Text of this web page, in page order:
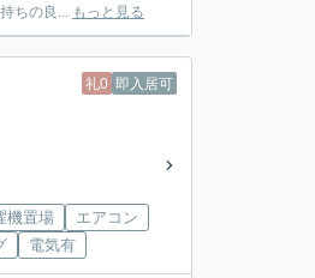
ちの良... もっと見る
礼0 即入居可
機置場
エアコン
電気有